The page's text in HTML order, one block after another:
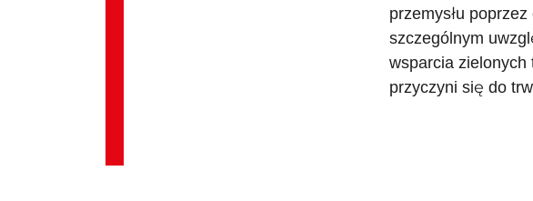
przemysłu
szczególnym
wsparcia zielonych
przyczyni się do